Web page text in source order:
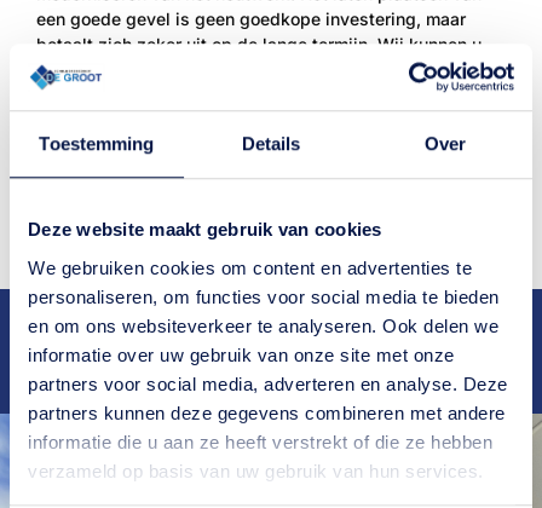
Toestemming Details Over
Deze website maakt gebruik van cookies
We gebruiken cookies om content en advertenties te
personaliseren, om functies voor social media te bieden
en om ons websiteverkeer te analyseren. Ook delen we
informatie over uw gebruik van onze site met onze
partners voor social media, adverteren en analyse. Deze
partners kunnen deze gegevens combineren met andere
informatie die u aan ze heeft verstrekt of die ze hebben
verzameld op basis van uw gebruik van hun services.
een goede gevel is geen goedkope investering, maar
betaalt zich zeker uit op de lange termijn. Wij kunnen u
adviseren over de vele mogelijkheden om zo lang
mogelijk van uw gevel te kunnen genieten.
Deskundigadvies Ruim25 jaarervaring
Snelle oplevering Bekend vanRTL4 enRTL5
Scherpetarieven